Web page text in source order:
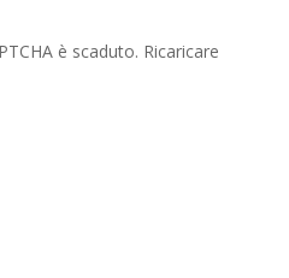
è scaduto. Ricaricare